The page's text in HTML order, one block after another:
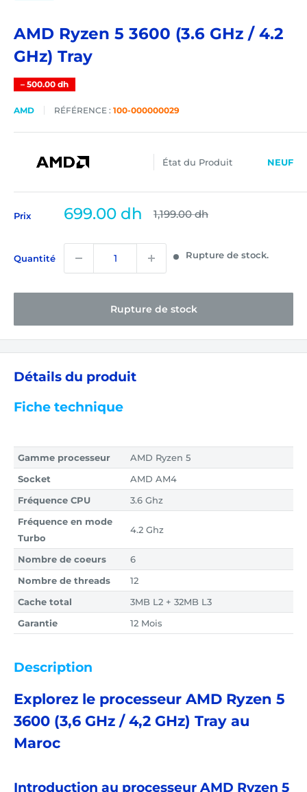
AMD Ryzen 5 3600 (3.6 GHz / 4.2
GHz) Tray
– 500.00 dh
AMD RÉFÉRENCE : 100-000000029
État du Produit NEUF
Prix
Prix
699.00 dh Prix
normal
1,199.00 dh
Quantité Rupture de stock.
Rupture de stock
Détails du produit
Fiche technique
Gamme processeur
AMD Ryzen 5
Socket
AMD AM4
Fréquence CPU
3.6 Ghz
Fréquence en mode
Turbo
4.2 Ghz
Nombre de coeurs
6
Nombre de threads
12
Cache total
3MB L2 + 32MB L3
Garantie
12 Mois
Description
Explorez le processeur AMD Ryzen 5
3600 (3,6 GHz / 4,2 GHz) Tray au
Maroc
Introduction au processeur AMD Ryzen 5